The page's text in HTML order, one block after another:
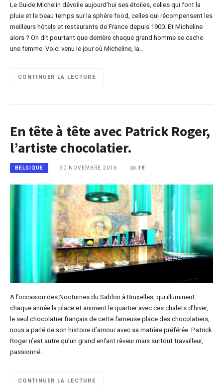
Le Guide Michelin dévoile aujourd’hui ses étoiles, celles qui font la
pluie et le beau temps sur la sphère food, celles qui récompensent les
meilleurs hôtels et restaurants de France depuis 1900. Et Micheline
alors ? On dit pourtant que derrière chaque grand homme se cache
une femme. Voici venu le jour où Micheline, la…
CONTINUER LA LECTURE
En tête à tête avec Patrick Roger,
l’artiste chocolatier.
BELGIQUE 30 NOVEMBRE 2016 18
A l’occasion des Nocturnes du Sablon à Bruxelles, qui illuminent
chaque année la place et animent le quartier avec ces chalets d’hiver,
le seul chocolatier français de cette fameuse place des chocolatiers,
nous a parlé de son histoire d’amour avec sa matière préférée. Patrick
Roger n’est autre qu’un grand enfant rêveur mais surtout travailleur,
passionné…
CONTINUER LA LECTURE